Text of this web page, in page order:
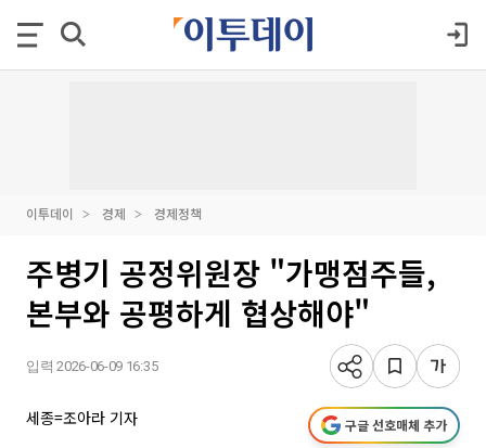
이투데이 경제 경제정책
주병기 공정위원장 "가맹점주들,
본부와 공평하게 협상해야"
입력 2026-06-09 16:35
세종=조아라 기자 구글 선호매체 추가